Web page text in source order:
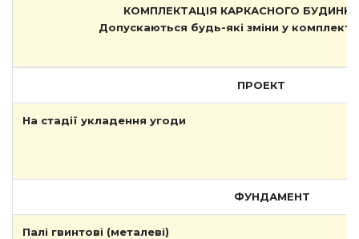
КОМПЛЕКТАЦІЯ КАРКАСНОГО БУДИНКУ
Допускаються будь-які зміни у
ПРОЕКТ
На стадії укладення угоди
ФУНДАМЕНТ
Палі гвинтові (металеві)